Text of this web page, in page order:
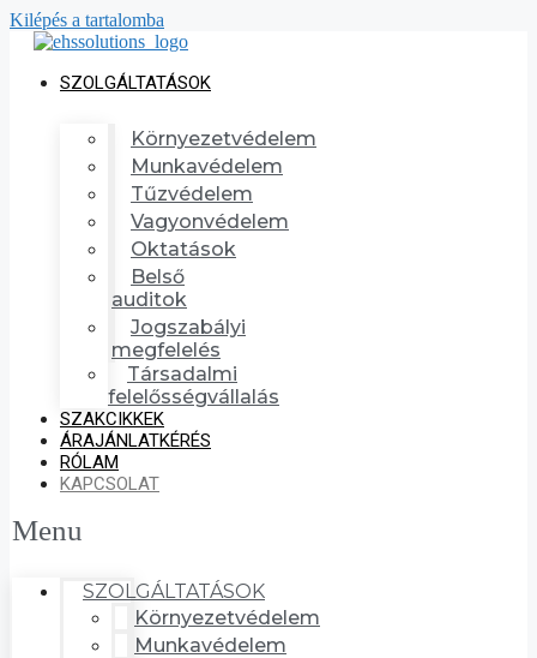
Kilépés a tartalomba
SZOLGÁLTATÁSOK
Környezetvédelem
Munkavédelem
Tűzvédelem
Vagyonvédelem
Oktatások
Belső
auditok
Jogszabályi
megfelelés
Társadalmi
felelősségvállalás
SZAKCIKKEK
ÁRAJÁNLATKÉRÉS
RÓLAM
KAPCSOLAT
Menu
SZOLGÁLTATÁSOK
Környezetvédelem
Munkavédelem